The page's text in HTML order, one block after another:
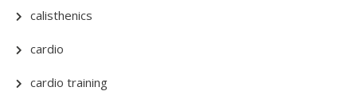
calisthenics
cardio
cardio training